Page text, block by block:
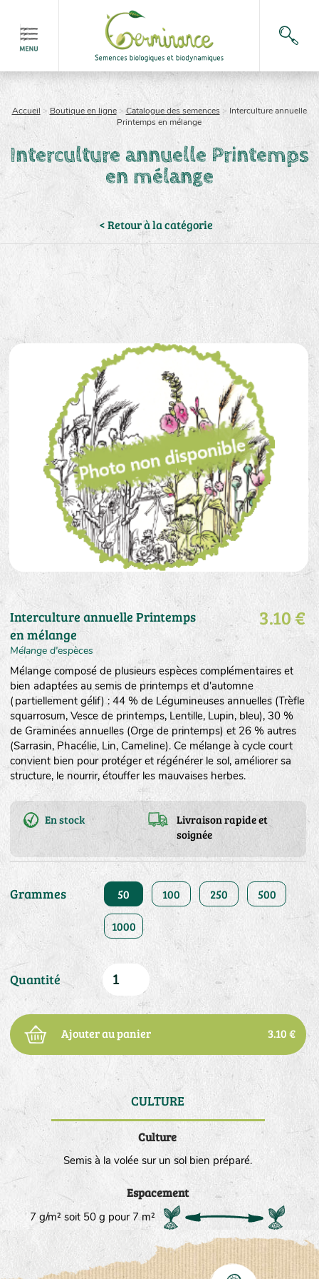
Accueil > Boutique en ligne> Catalogue des semences> Interculture annuelle
Printemps en mélange
Interculture annuelle Printemps
en mélange
< Retour à la catégorie
Interculture annuelle Printemps
en mélange
Mélange d'espèces
3.10 €
Mélange composé de plusieurs espèces complémentaires et
bien adaptées au semis de printemps et d'automne
(partiellement gélif) : 44 % de Légumineuses annuelles (Trèfle
squarrosum, Vesce de printemps, Lentille, Lupin, bleu), 30 %
de Graminées annuelles (Orge de printemps) et 26 % autres
(Sarrasin, Phacélie, Lin, Cameline). Ce mélange à cycle court
convient bien pour protéger et régénérer le sol, améliorer sa
structure, le nourrir, étouffer les mauvaises herbes.
En stock
Livraison rapide et
soignée
Grammes 50 100 250 500
1000
Quantité
Ajouter au panier 3.10 €
CULTURE
Culture
Semis à la volée sur un sol bien préparé.
Espacement
7 g/m² soit 50 g pour 7 m²